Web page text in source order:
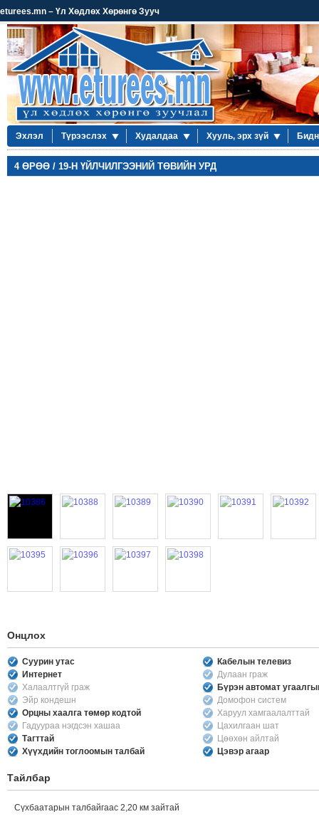
eturees.mn – Үл Хөдлөх Хөрөнгө Зууч
Эхлэл Түрээслэх Худалдаа Хууль, эрх зүй
4 ӨРӨӨ / 19-Н ҮЙЛЧИЛГЭЭНИЙ ТӨВИЙН УРД
Онцлох
Суурин утас
Кабелын телевиз
Интернет
Дулаан граж
Халаалтгүй граж
Бүрэн автомат
Эйр кондешн
Домофон систем
Орцны хаалга төмөр кодтой
Харуул хамгаалалттай
Гадуураа нэгдсэн хашаа
Цахилгаан шат
Тагттай
Цөөхөн айлтай
Хүүхдийн тоглоомын талбай
Цэвэр агаар
Тайлбар
Сүхбаатарын талбайгаас 2,20 км зайтай